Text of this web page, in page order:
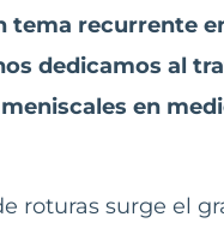
tema recurrente
dedicamos al
en
roturas surge el